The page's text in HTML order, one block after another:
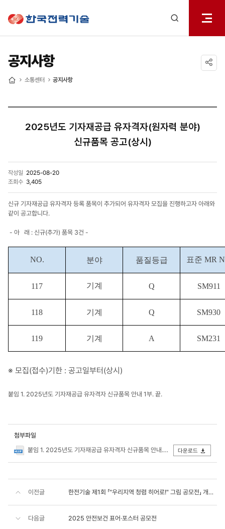
열기
공지사항
소통센터 공지사항
2025년도 기자재공급 유자격자(원자력 분야)
신규품목 공고(상시)
작성일 2025-08-20
조회수 3,405
신규 기자재공급 유자격자 등록 품목이 추가되어 유자격자 모집을 진행하고자 아래와
같이 공고합니다.
- 아 래 : 신규(추가) 품목 3건 -
NO. 분야 품질등급 표준 MR
117 기계 Q SM911
118 기 계 Q SM930
119 기 계 A SM231
※ 모집(접수)기한 : 공고일부터(상시)
붙임 1. 2025년도 기자재공급 유자격자 신규품목 안내 1부. 끝.
첨부파일
붙임 1. 2025년도 기자재공급 유자격자 신규품목 안내.hwp
다운로드
이전글 한전기술 제1회 「"우리지역 청렴 히어로!" 그림 공모전」 개최 안내
다음글 2025 안전보건 표어·포스터 공모전